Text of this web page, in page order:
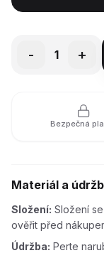
- 1 +
Bezpečná
Materiál a
Složení: Složení
ověřit před
Údržba: Perte